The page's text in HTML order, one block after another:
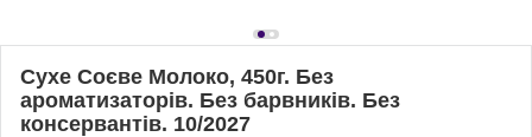
Сухе Соєве Молоко, 450г. Без
ароматизаторів. Без барвників. Без
консервантів. 10/2027